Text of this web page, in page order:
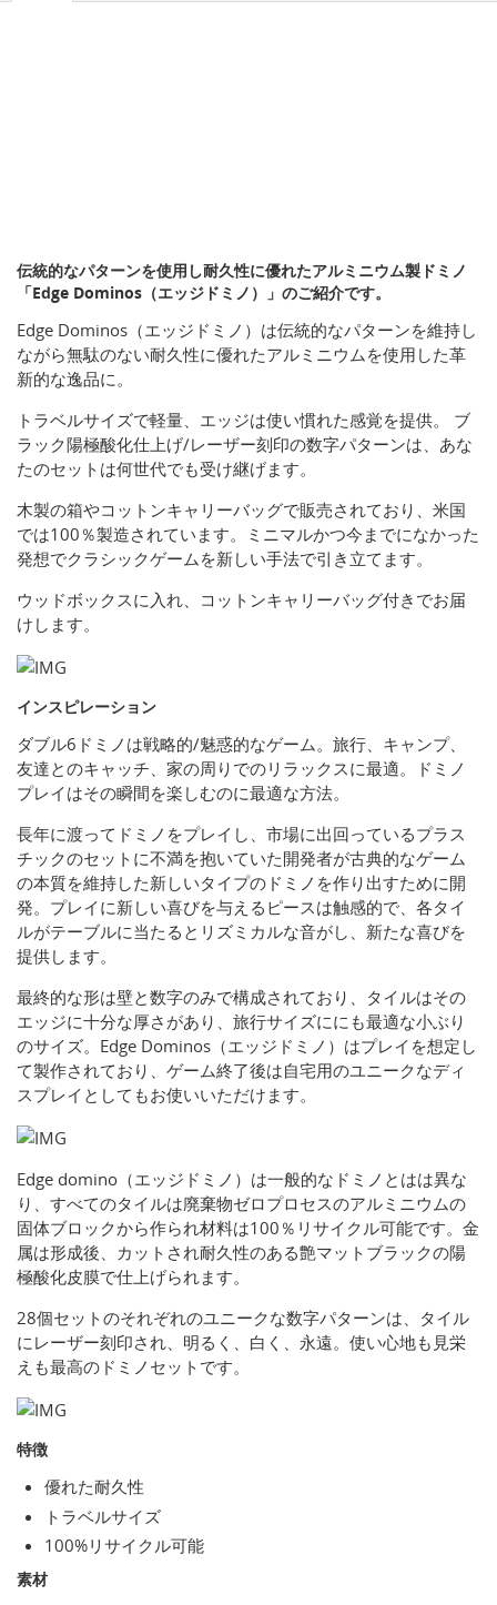
伝統的なパターンを使用し耐久性に優れたアルミニウム製ドミノ
「Edge Dominos（エッジドミノ）」のご紹介です。
Edge Dominos（エッジドミノ）は伝統的なパターンを維持し
ながら無駄のない耐久性に優れたアルミニウムを使用した革
新的な逸品に。
トラベルサイズで軽量、エッジは使い慣れた感覚を提供。 ブ
ラック陽極酸化仕上げ/レーザー刻印の数字パターンは、あな
たのセットは何世代でも受け継げます。
木製の箱やコットンキャリーバッグで販売されており、米国
では100％製造されています。ミニマルかつ今までになかった
発想でクラシックゲームを新しい手法で引き立てます。
ウッドボックスに入れ、コットンキャリーバッグ付きでお届
けします。
インスピレーション
ダブル6ドミノは戦略的/魅惑的なゲーム。旅行、キャンプ、
友達とのキャッチ、家の周りでのリラックスに最適。ドミノ
プレイはその瞬間を楽しむのに最適な方法。
長年に渡ってドミノをプレイし、市場に出回っているプラス
チックのセットに不満を抱いていた開発者が古典的なゲーム
の本質を維持した新しいタイプのドミノを作り出すために開
発。プレイに新しい喜びを与えるピースは触感的で、各タイ
ルがテーブルに当たるとリズミカルな音がし、新たな喜びを
提供します。
最終的な形は壁と数字のみで構成されており、タイルはその
エッジに十分な厚さがあり、旅行サイズににも最適な小ぶり
のサイズ。Edge Dominos（エッジドミノ）はプレイを想定し
て製作されており、ゲーム終了後は自宅用のユニークなディ
スプレイとしてもお使いいただけます。
Edge domino（エッジドミノ）は一般的なドミノとはは異な
り、すべてのタイルは廃棄物ゼロプロセスのアルミニウムの
固体ブロックから作られ材料は100％リサイクル可能です。金
属は形成後、カットされ耐久性のある艶マットブラックの陽
極酸化皮膜で仕上げられます。
28個セットのそれぞれのユニークな数字パターンは、タイル
にレーザー刻印され、明るく、白く、永遠。使い心地も見栄
えも最高のドミノセットです。
特徴
優れた耐久性
トラベルサイズ
100%リサイクル可能
素材